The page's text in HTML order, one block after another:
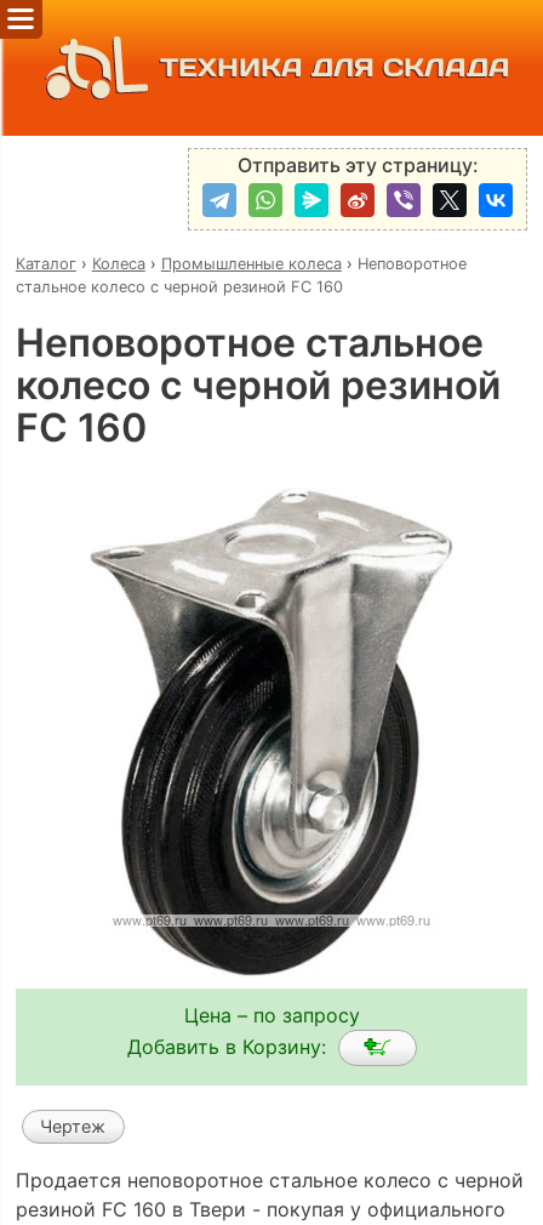
ТЕХНИКА ДЛЯ СКЛАДА
Отправить эту страницу:
Каталог› Колеса› Промышленные колеса› Неповоротное
стальное колесо с черной резиной FC 160
Неповоротное стальное
колесо с черной резиной
FC 160
Цена – по запросу
Добавить в Корзину:
Чертеж
Продается неповоротное стальное колесо с черной
резиной FC 160 в Твери - покупая у официального